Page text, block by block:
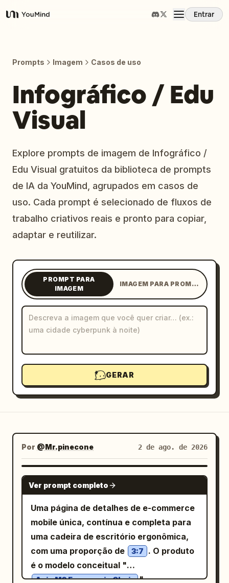
YouMind
Entrar
Habilidades
Atualizações
Prompts Imagem Casos de uso
Infográfico / Edu
Visual
Explore prompts de imagem de Infográfico /
Edu Visual gratuitos da biblioteca de prompts
de IA da YouMind, agrupados em casos de
uso. Cada prompt é selecionado de fluxos de
trabalho criativos reais e pronto para copiar,
adaptar e reutilizar.
PROMPT PARA
IMAGEM
IMAGEM PARA PROMPT
GERAR
Por @Mr.pinecone 2 de ago. de 2026
NANO BANANA PRO
Ver prompt completo
Uma página de detalhes de e-commerce
mobile única, contínua e completa para
uma cadeira de escritório ergonômica,
com uma proporção de
3:7
. O produto
é o modelo conceitual "
Axis M3 Ergonomic Chair ",